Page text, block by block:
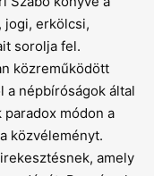
jogi, erkölcsi,
sorolja fel.
közreműködött
a népbíróságok által
módon a
közvéleményt.
amely